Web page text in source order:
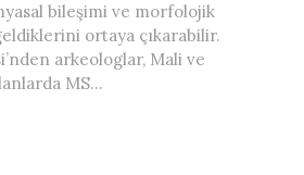
bileşimi ve morfolojik
ortaya çıkarabilir.
arkeologlar, Mali ve
MS...